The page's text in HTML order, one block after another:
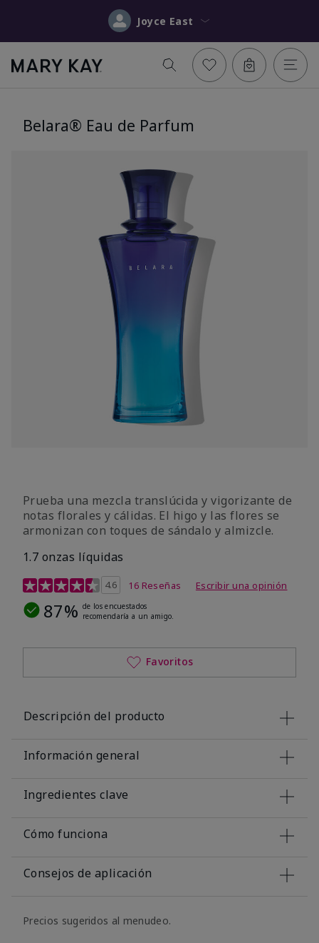
Joyce East
Belara® Eau de Parfum
Prueba una mezcla translúcida y vigorizante de
notas florales y cálidas. El higo y las flores se
armonizan con toques de sándalo y almizcle.
1.7 onzas líquidas
Calificación de clientes de 4,5 de 5
4.6 16 Reseñas Escribir una opinión
87% de los encuestados
recomendaría a un amigo.
Favoritos
Descripción del producto
Información general
Ingredientes clave
Cómo funciona
Consejos de aplicación
Precios sugeridos al menudeo.